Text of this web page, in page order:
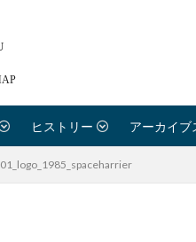
ヒストリー アーカイブ
01_logo_1985_spaceharrier